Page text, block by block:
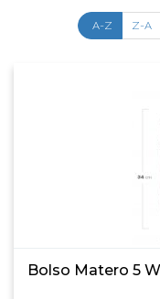
A-Z Z-A
Bolso Matero 5